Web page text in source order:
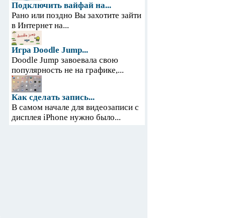
Подключить вайфай на...
Рано или поздно Вы захотите зайти
в Интернет на...
Игра Doodle Jump...
Doodle Jump завоевала свою
популярность не на графике,...
Как сделать запись...
В самом начале для видеозаписи с
дисплея iPhone нужно было...